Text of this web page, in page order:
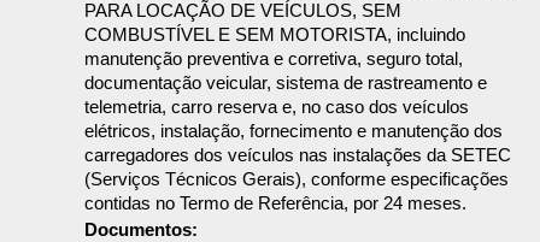
PARA LOCAÇÃO DE VEÍCULOS, SEM
COMBUSTÍVEL E SEM MOTORISTA, incluindo
manutenção preventiva e corretiva, seguro total,
documentação veicular, sistema de rastreamento e
telemetria, carro reserva e, no caso dos veículos
elétricos, instalação, fornecimento e manutenção dos
carregadores dos veículos nas instalações da SETEC
(Serviços Técnicos Gerais), conforme especificações
contidas no Termo de Referência, por 24 meses.
Documentos: